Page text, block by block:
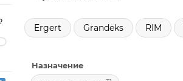
Ergert Grandeks RIM
Назначение